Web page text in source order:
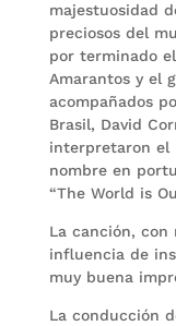
majestuosidad
preciosos del
por terminado
Amarantos y el
acompañados
Brasil, David
interpretaron el
nombre en
“The World is
La canción,
influencia de
muy buena
La conducción